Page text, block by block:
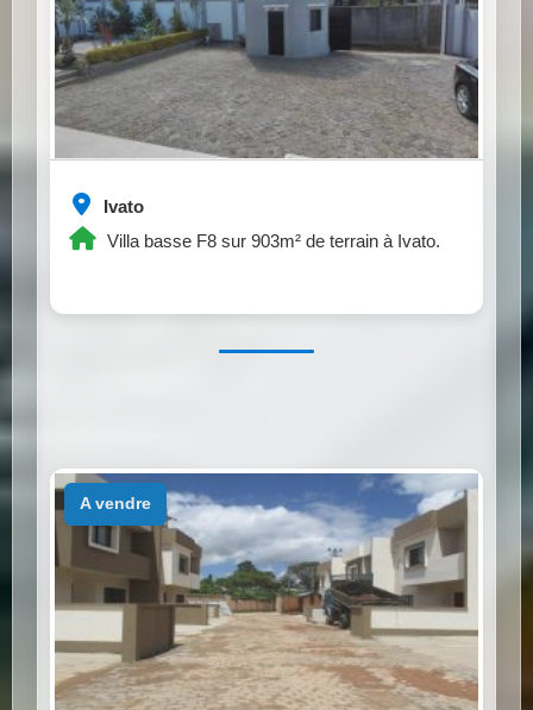
Ivato
Villa basse F8 sur 903m² de terrain à Ivato.
a vendre